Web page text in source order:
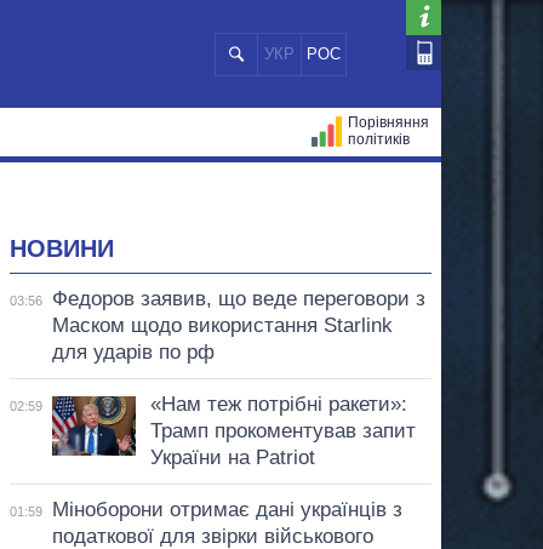
УКР РОС
Порівняння
політиків
НОВИНИ
03:56
Федоров заявив, що веде переговори з
Маском щодо використання Starlink
для ударів по рф
02:59
«Нам теж потрібні ракети»:
Трамп прокоментував запит
України на Patriot
01:59
Міноборони отримає дані українців з
податкової для звірки військового